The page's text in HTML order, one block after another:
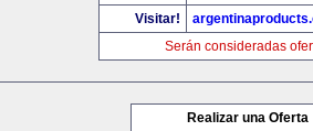
Visitar!
Serán consideradas
Realizar una Oferta